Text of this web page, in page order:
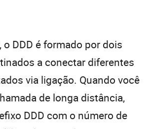
o DDD é formado por dois
a conectar diferentes
via ligação. Quando você
de longa distância,
DDD com o número de